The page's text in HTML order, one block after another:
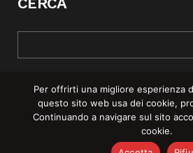
© COPYRIGHT 2025 | REBEL MAG —
Per offrirti una migliore esperienza
questo sito web usa dei cookie,
Continuando a navigare sul sito
cookie.